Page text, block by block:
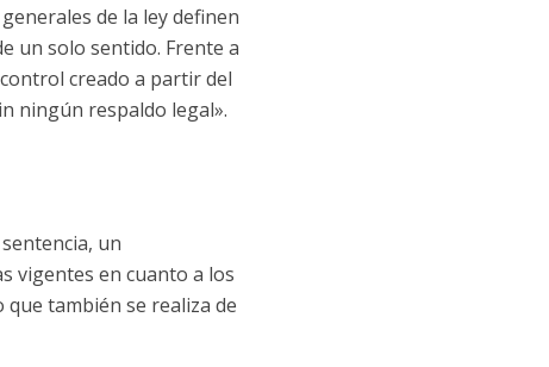
de la ley definen
un solo sentido. Frente a
creado a partir del
ningún respaldo legal».
un
vigentes en cuanto a los
también se realiza de